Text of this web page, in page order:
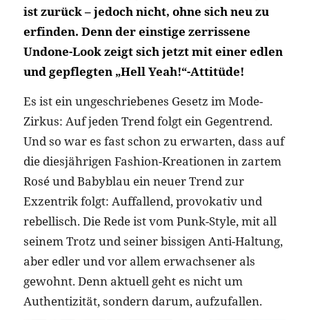
ist zurück – jedoch nicht, ohne sich neu zu
erfinden. Denn der einstige zerrissene
Undone-Look zeigt sich jetzt mit einer edlen
und gepflegten „Hell Yeah!“-Attitüde!
Es ist ein ungeschriebenes Gesetz im Mode-
Zirkus: Auf jeden Trend folgt ein Gegentrend.
Und so war es fast schon zu erwarten, dass auf
die diesjährigen Fashion-Kreationen in zartem
Rosé und Babyblau ein neuer Trend zur
Exzentrik folgt: Auffallend, provokativ und
rebellisch. Die Rede ist vom Punk-Style, mit all
seinem Trotz und seiner bissigen Anti-Haltung,
aber edler und vor allem erwachsener als
gewohnt. Denn aktuell geht es nicht um
Authentizität, sondern darum, aufzufallen.